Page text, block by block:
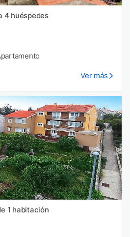
4 huéspedes
Ver más
1 habitación